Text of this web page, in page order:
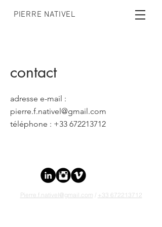
PIERRE NATIVEL
contact
adresse e-mail :
pierre.f.nativel@gmail.com
téléphone : +33 672213712
Pierre.f.nativel@gmail.com / +33 672213712